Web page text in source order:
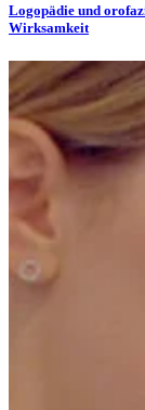
Logopädie und
Wirksamkeit